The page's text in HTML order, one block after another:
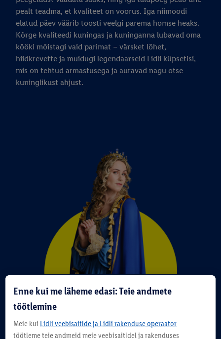
pealt teadma, et kvaliteet on voorus. Iga niimoodi
elatud päev väärib toosti veelgi parema homse heaks.
Kõrge kvaliteedi kuningas ja kuninganna lubavad oma
kööki mõistagi vaid parimat – värsket lõhet,
hiidkrevette ja muidugi legendaarseid Lidli küpsetisi,
mis on tehtud armastusega ja auravad nagu otse
kuninglikust ahjust.
Tema kõrgeausus – printsess Perfektne
Sel saatuslikul ööl, kui Kõrge Kvaliteedi printsess ilmale
tuli, tõusid kõigi kuningriigi kodanike elud heaolu
uutesse kõrgustesse. Palee arstid andsid vastsündinule
Enne kui me läheme edasi: Teie andmete
töötlemine
Meie kui Lidli veebisaitide ja Lidli rakenduse operaator
töötleme teie andmeid meie veebisaitidel ja rakenduses